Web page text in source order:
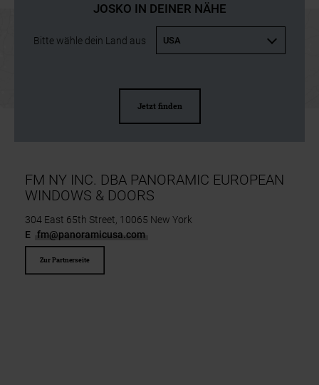
JOSKO IN DEINER NÄHE
Bitte wähle dein Land aus
Jetzt finden
FM NY INC. DBA PANORAMIC EUROPEAN
WINDOWS & DOORS
304 East 65th Street, 10065 New York
E fm@panoramicusa.com
Zur Partnerseite